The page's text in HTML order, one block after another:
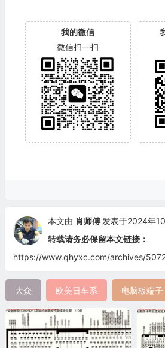
我的微信
微信扫一扫
本文由 肖师傅 发表于2024年
转载请务必保留本文链接：
https://www.qhyxc.com/archives/
大众 欧美日车系 电脑板端子